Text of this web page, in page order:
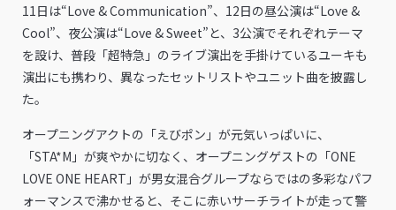
11日は“Love & Communication”、12日の昼公演は“Love &
Cool”、夜公演は“Love & Sweet”と、3公演でそれぞれテーマ
を設け、普段「超特急」のライブ演出を手掛けているユーキも
演出にも携わり、異なったセットリストやユニット曲を披露し
た。
オープニングアクトの「えびポン」が元気いっぱいに、
「STA*M」が爽やかに切なく、オープニングゲストの「ONE
LOVE ONE HEART」が男女混合グループならではの多彩なパフ
ォーマンスで沸かせると、そこに赤いサーチライトが走って警